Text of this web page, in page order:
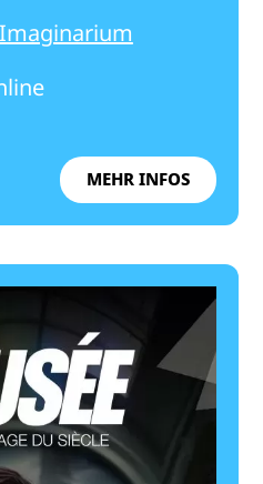
MEHR INFOS